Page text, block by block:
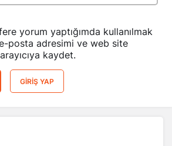
yorum yaptığımda kullanılmak
e-posta adresimi ve web site
kaydet.
GIRIŞ YAP